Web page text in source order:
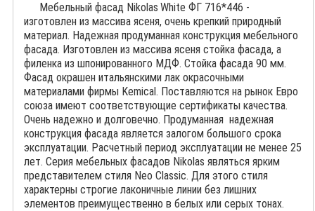
Мебельный фасад Nikolas White ФГ 716*446 -
изготовлен из массива ясеня, очень крепкий природный
материал. Надежная продуманная конструкция мебельного
фасада. Изготовлен из массива ясеня стойка фасада, а
филенка из шпонированного МДФ. Стойка фасада 90 мм.
Фасад окрашен итальянскими лак окрасочными
материалами фирмы Kemical. Поставляются на рынок Евро
союза имеют соответствующие сертификаты качества.
Очень надежно и долговечно. Продуманная надежная
конструкция фасада является залогом большого срока
эксплуатации. Расчетный период эксплуатации не менее 25
лет. Серия мебельных фасадов Nikolas являться ярким
представителем стиля Neo Classiс. Для этого стиля
характерны строгие лаконичные линии без лишних
элементов преимущественно в белых или серых тонах.